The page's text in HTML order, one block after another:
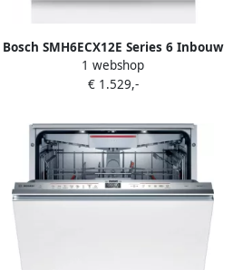
Bosch SMH6ECX12E Series 6 Inbouw
vaatwasser 60 cm Energielabel A Home
Connect geschikt voor IKEA keuken
1 webshop
€ 1.529,-